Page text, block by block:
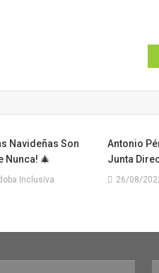
Navideñas Son
Nunca! 🎄
Inclusiva
Antonio
Junta
26/08/